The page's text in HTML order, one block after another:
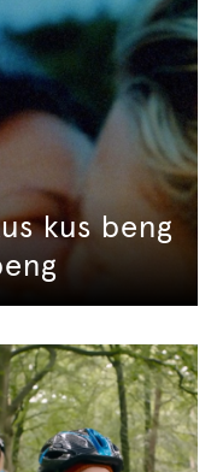
kus beng